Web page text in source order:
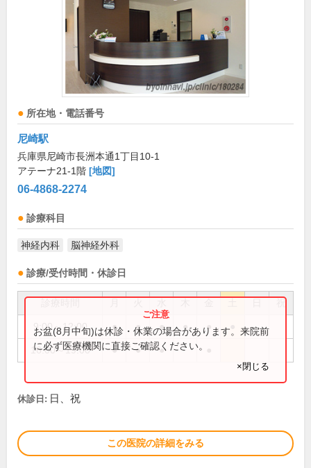
所在地・電話番号
尼崎駅
兵庫県尼崎市長洲本通1丁目10-1
アテーナ21-1階 [地図]
06-4868-2274
診療科目
神経内科 脳神経外科
診療/受付時間・休診日
祝
9:00～12:00 ● ● ● ● ●
16:00～19:00 ● ● ●
お盆(8月中旬)は休診・休業の場合があります。来院前
に必ず医療機関に直接ご確認ください。
×閉じる
休診日: 日、祝
この医院の詳細をみる